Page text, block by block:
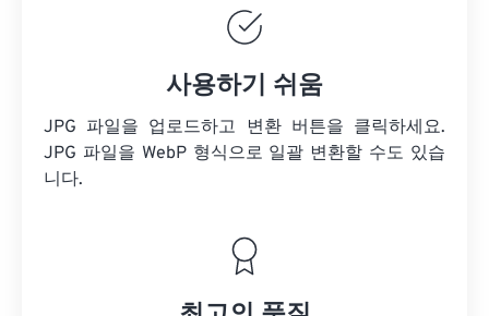
사용하기 쉬움
JPG 파일을 업로드하고 변환 버튼을 클릭하세요.
JPG 파일을 WebP 형식으로 일괄 변환할 수도 있습
니다.